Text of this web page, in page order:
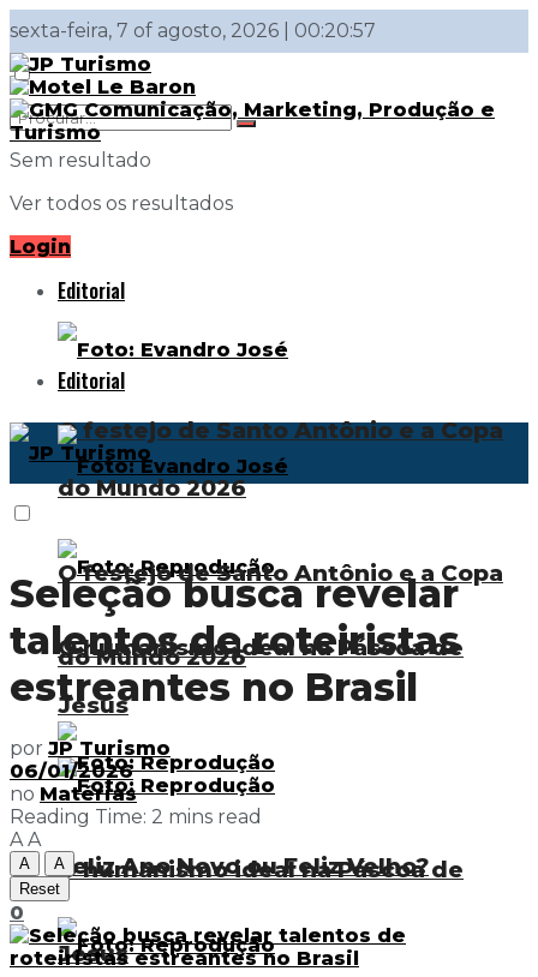
sexta-feira, 7 of agosto, 2026 | 00:20:57
Sem resultado
Ver todos os resultados
Login
Editorial
O festejo de Santo Antônio e a Copa
do Mundo 2026
O humanismo ideal na Páscoa de
Jesus
Feliz Ano Novo ou Feliz Velho?
Editorial
O festejo de Santo Antônio e a Copa
do Mundo 2026
O humanismo ideal na Páscoa de
Jesus
Seleção busca revelar
talentos de roteiristas
estreantes no Brasil
por JP Turismo
06/01/2026
no Matérias
Reading Time: 2 mins read
A A
A
A
Reset
0